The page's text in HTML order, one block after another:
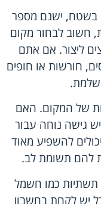
בשטח, ישנם מספר
חשוב לבחור מקום
ליצור. אם אתם
חורשות או חופים
של המקום. האם
גישה נוחה עבור
להשפיע מאוד
להם תשומת לב.
תשתיות כמו חשמל
יש לקחת בחשבון